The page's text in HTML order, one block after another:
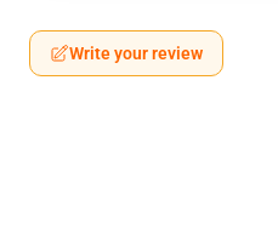
Write your review